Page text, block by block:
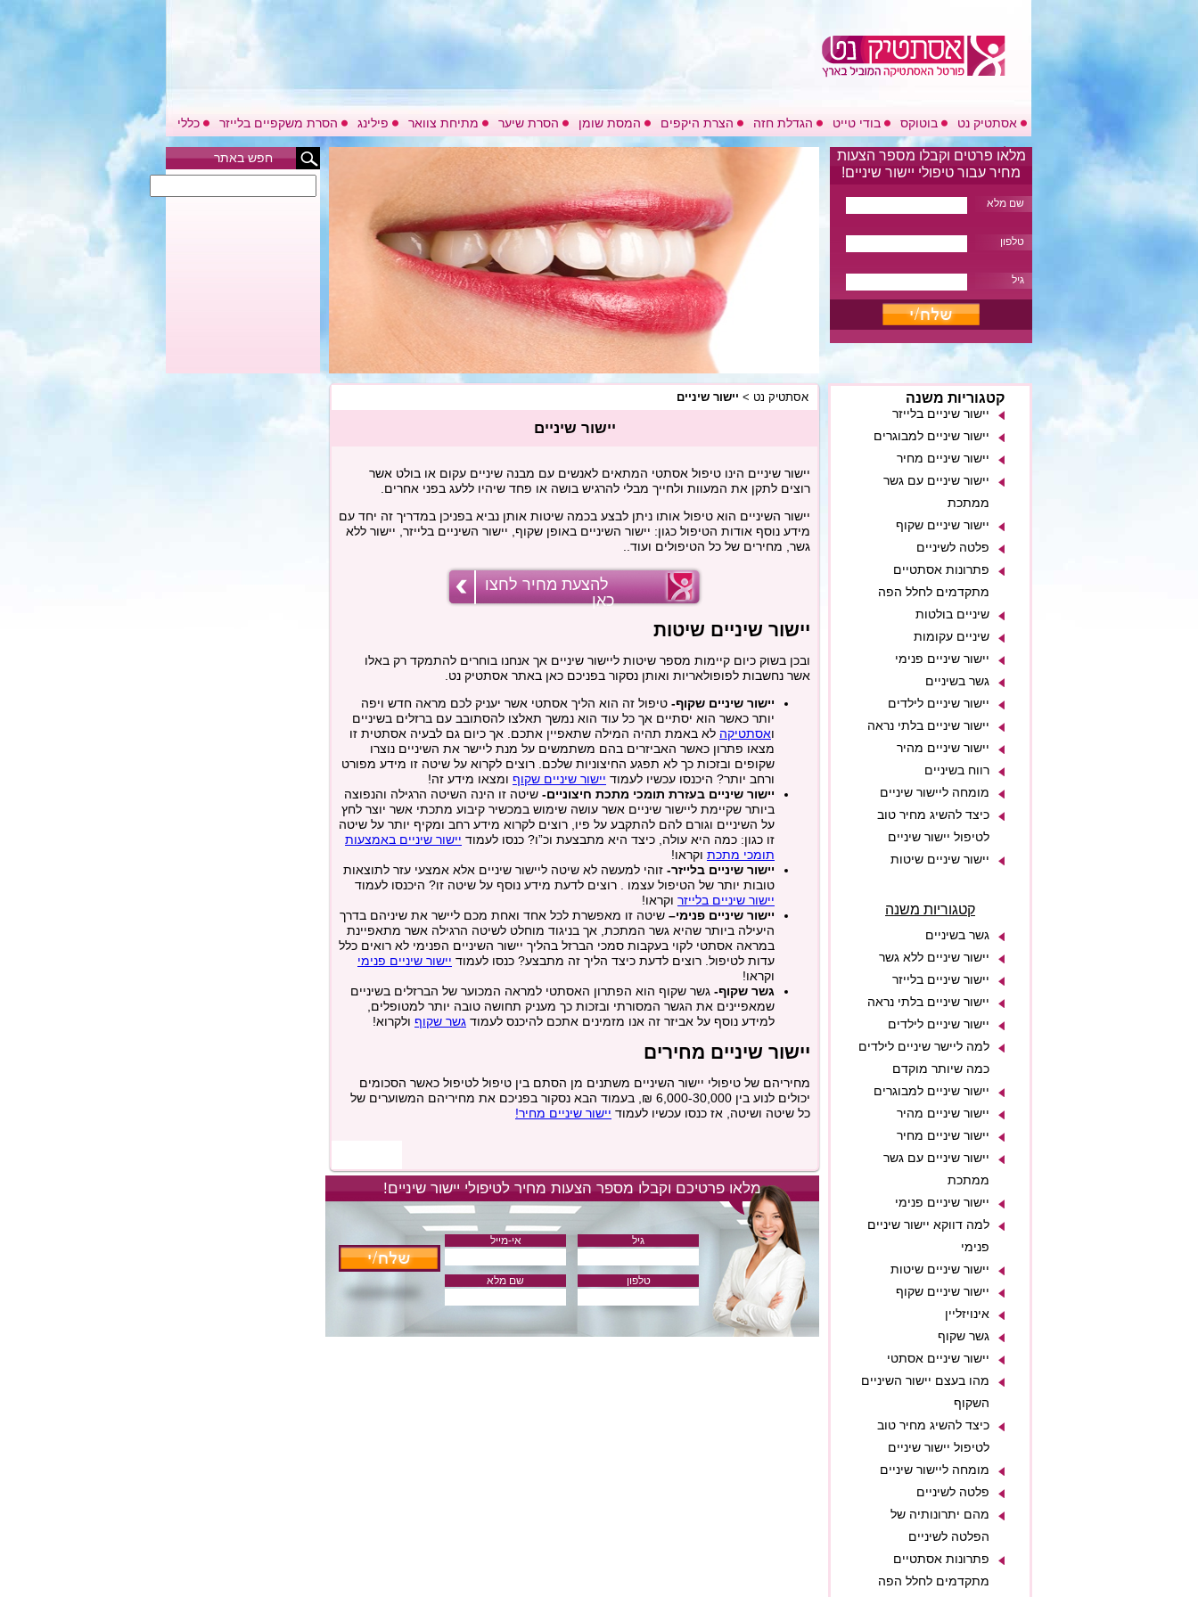
אסתטיק נט בוטוקס בודי טייט הגדלת חזה הצרת היקפים המסת שומן הסרת שיער מתיחת צוואר פילינג הסרת משקפיים בלייזר
כללי
בלוג
חפש באתר
אסתטיק נט > יישור שיניים
יישור שיניים
יישור שיניים הינו טיפול אסתטי המתאים לאנשים עם מבנה שיניים עקום או בולט אשר
רוצים לתקן את המעוות ולחייך מבלי להרגיש בושה או פחד שיהיו ללעג בפני אחרים.
יישור השיניים הוא טיפול אותו ניתן לבצע בכמה שיטות אותן נביא בפניכן במדריך זה יחד עם
מידע נוסף אודות הטיפול כגון: יישור השיניים באופן שקוף, יישור השיניים בלייזר, יישור ללא
גשר, מחירים של כל הטיפולים ועוד..
להצעת מחיר לחצו
כאן
יישור שיניים שיטות
ובכן בשוק כיום קיימות מספר שיטות ליישור שיניים אך אנחנו בוחרים להתמקד רק באלו
אשר נחשבות לפופולאריות ואותן נסקור בפניכם כאן באתר אסתטיק נט.
יישור שיניים שקוף- טיפול זה הוא הליך אסתטי אשר יעניק לכם מראה חדש ויפה
יותר כאשר הוא יסתיים אך כל עוד הוא נמשך תאלצו להסתובב עם ברזלים בשיניים
ואסתטיקה לא באמת תהיה המילה שתאפיין אתכם. אך כיום גם לבעיה אסתטית זו
מצאו פתרון כאשר האביזרים בהם משתמשים על מנת ליישר את השיניים נוצרו
שקופים ובזכות כך לא תפגע החיצוניות שלכם. רוצים לקרוא על שיטה זו מידע מפורט
ורחב יותר? היכנסו עכשיו לעמוד יישור שיניים שקוף ומצאו מידע זה!
יישור שיניים בעזרת תומכי מתכת חיצוניים- שיטה זו הינה השיטה הרגילה והנפוצה
ביותר שקיימת ליישור שיניים אשר עושה שימוש במכשיר קיבוע מתכתי אשר יוצר לחץ
על השיניים וגורם להם להתקבע על פיו, רוצים לקרוא מידע רחב ומקיף יותר על שיטה
זו כגון: כמה היא עולה, כיצד היא מתבצעת וכ”ו? כנסו לעמוד יישור שיניים באמצעות
תומכי מתכת וקראו!
יישור שיניים בלייזר- זוהי למעשה לא שיטה ליישור שיניים אלא אמצעי עזר לתוצאות
טובות יותר של הטיפול עצמו . רוצים לדעת מידע נוסף על שיטה זו? היכנסו לעמוד
יישור שיניים בלייזר וקראו!
יישור שיניים פנימי– שיטה זו מאפשרת לכל אחד ואחת מכם ליישר את שיניהם בדרך
היעילה ביותר שהיא גשר המתכת, אך בניגוד מוחלט לשיטה הרגילה אשר מתאפיינת
במראה אסתטי לקוי בעקבות סמכי הברזל בהליך יישור השיניים הפנימי לא רואים כלל
עדות לטיפול. רוצים לדעת כיצד הליך זה מתבצע? כנסו לעמוד יישור שיניים פנימי
וקראו!
גשר שקוף- גשר שקוף הוא הפתרון האסתטי למראה המכוער של הברזלים בשיניים
שמאפיינים את הגשר המסורתי ובזכות כך מעניק תחושה טובה יותר למטופלים,
למידע נוסף על אביזר זה אנו מזמינים אתכם להיכנס לעמוד גשר שקוף ולקרוא!
יישור שיניים מחירים
מחיריהם של טיפולי יישור השיניים משתנים מן הסתם בין טיפול לטיפול כאשר הסכומים
יכולים לנוע בין 6,000-30,000 ₪, בעמוד הבא נסקור בפניכם את מחיריהם המשוערים של
כל שיטה ושיטה, אז כנסו עכשיו לעמוד יישור שיניים מחיר!
מלאו פרטיכם וקבלו מספר הצעות מחיר לטיפולי יישור שיניים!
אי-מייל גיל
שם מלא טלפון
מלאו פרטים וקבלו מספר הצעות
מחיר עבור טיפולי יישור שיניים!
שם מלא
טלפון
גיל
קטגוריות משנה
יישור שיניים בלייזר
יישור שיניים למבוגרים
יישור שיניים מחיר
יישור שיניים עם גשר
ממתכת
יישור שיניים שקוף
פלטה לשיניים
פתרונות אסתטיים
מתקדמים לחלל הפה
שיניים בולטות
שיניים עקומות
יישור שיניים פנימי
גשר בשיניים
יישור שיניים לילדים
יישור שיניים בלתי נראה
יישור שיניים מהיר
רווח בשיניים
מומחה ליישור שיניים
כיצד להשיג מחיר טוב
לטיפול יישור שיניים
יישור שיניים שיטות
קטגוריות משנה
גשר בשיניים
יישור שיניים ללא גשר
יישור שיניים בלייזר
יישור שיניים בלתי נראה
יישור שיניים לילדים
למה ליישר שיניים לילדים
כמה שיותר מוקדם
יישור שיניים למבוגרים
יישור שיניים מהיר
יישור שיניים מחיר
יישור שיניים עם גשר
ממתכת
יישור שיניים פנימי
למה דווקא יישור שיניים
פנימי
יישור שיניים שיטות
יישור שיניים שקוף
אינויזליין
גשר שקוף
יישור שיניים אסתטי
מהו בעצם יישור השיניים
השקוף
כיצד להשיג מחיר טוב
לטיפול יישור שיניים
מומחה ליישור שיניים
פלטה לשיניים
מהם יתרונותיה של
הפלטה לשיניים
פתרונות אסתטיים
מתקדמים לחלל הפה